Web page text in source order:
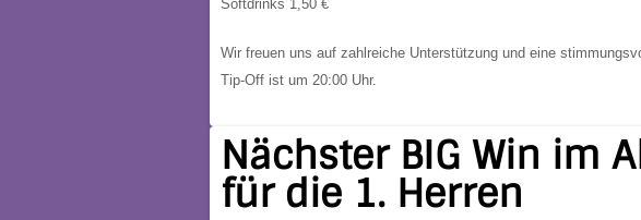
Softdrinks 1,50 €
Wir freuen uns auf zahlreiche Unterstützung und eine
Tip-Off ist um 20:00 Uhr.
Nächster BIG Win im
für die 1. Herren